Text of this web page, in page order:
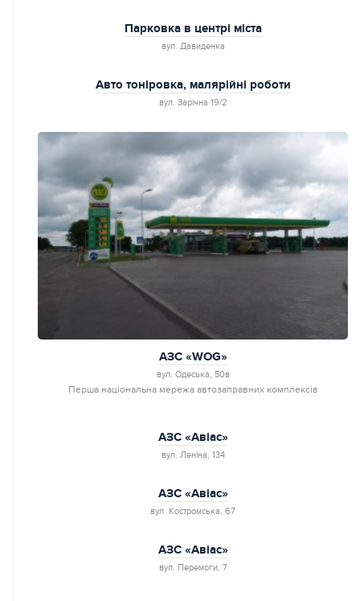
Парковка в центрі міста
вул. Давиденка
Авто тоніровка, малярійні роботи
вул. Зарічна 19/2
АЗС «WOG»
вул. Одеська, 50в
Перша національна мережа автозаправних комплексів
АЗС «Авiас»
вул. Леніна, 134
АЗС «Авiас»
вул. Костромська, 67
АЗС «Авiас»
вул. Перемоги, 7